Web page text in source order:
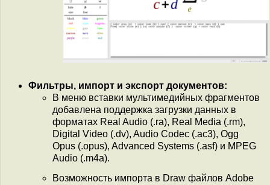
Фильтры, импорт и экспорт документов:
В меню вставки мультимедийных фрагментов
добавлена поддержка загрузки данных в
форматах Real Audio (.ra), Real Media (.rm),
Digital Video (.dv), Audio Codec (.ac3), Ogg
Opus (.opus), Advanced Systems (.asf) и MPEG
Audio (.m4a).
Возможность импорта в Draw файлов Adobe